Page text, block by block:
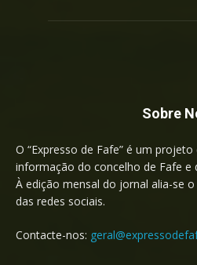
Sobre
O “Expresso de Fafe” é um
informação do concelho de Fafe e
À edição mensal do jornal alia-se
das redes sociais.
Contacte-nos: